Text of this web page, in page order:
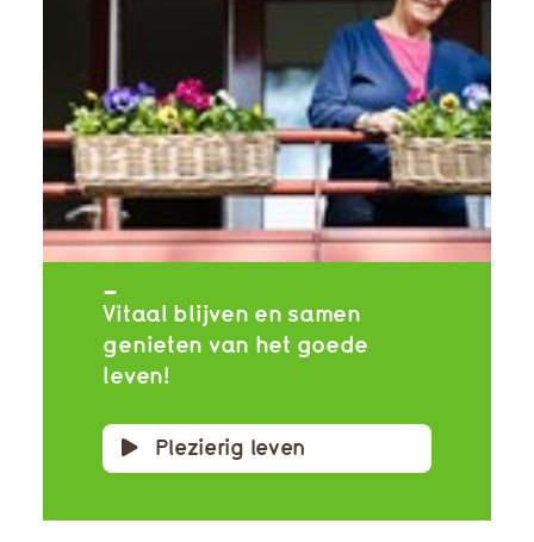
Vitaal blijven en samen
genieten van het goede
leven!
Plezierig leven